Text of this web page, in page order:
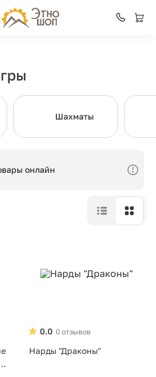
Шахматы
онлайн
0 отзывов
0.0
Нарды "Драконы"